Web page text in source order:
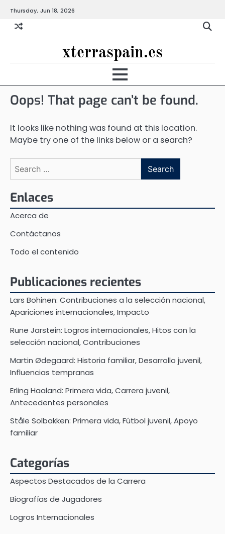
content
Thursday, Jun 18, 2026
xterraspain.es
Oops! That page can’t be found.
It looks like nothing was found at this location.
Maybe try one of the links below or a search?
Search
for:
Enlaces
Acerca de
Contáctanos
Todo el contenido
Publicaciones recientes
Lars Bohinen: Contribuciones a la selección nacional,
Apariciones internacionales, Impacto
Rune Jarstein: Logros internacionales, Hitos con la
selección nacional, Contribuciones
Martin Ødegaard: Historia familiar, Desarrollo juvenil,
Influencias tempranas
Erling Haaland: Primera vida, Carrera juvenil,
Antecedentes personales
Ståle Solbakken: Primera vida, Fútbol juvenil, Apoyo
familiar
Categorías
Aspectos Destacados de la Carrera
Biografías de Jugadores
Logros Internacionales